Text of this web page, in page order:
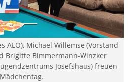
ALO), Michael Willemse (Vorstand
Brigitte Bimmermann-Winzker
Josefshaus) freuen